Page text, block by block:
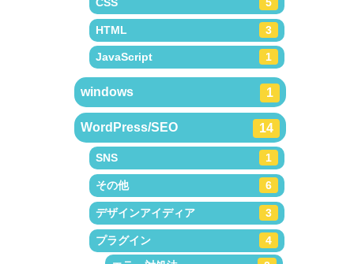
HTML 3
JavaScript 1
windows 1
WordPress/SEO 14
SNS 1
その他 6
デザインアイディア 3
プラグイン
4